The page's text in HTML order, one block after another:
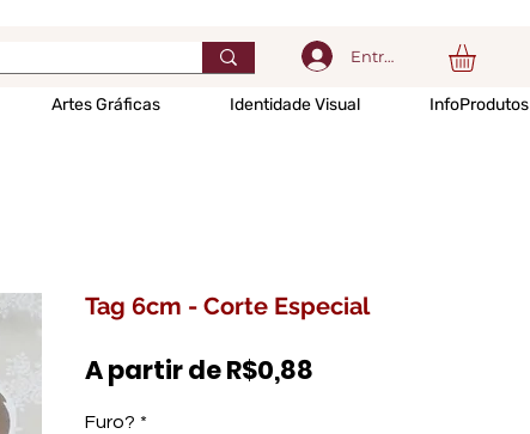
Entrar
Artes Gráficas Identidade Visual InfoProdutos
Tag 6cm - Corte Especial
A partir deR$0,88
Furo? *